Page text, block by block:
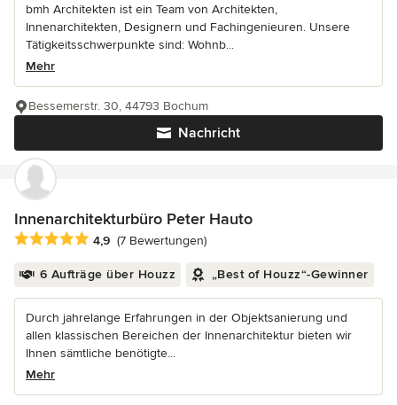
bmh Architekten ist ein Team von Architekten,
Innenarchitekten, Designern und Fachingenieuren. Unsere
Tätigkeitsschwerpunkte sind: Wohnb...
Mehr
Nachricht
Bessemerstr. 30, 44793 Bochum
Innenarchitekturbüro Peter Hauto
Durchschnittliche Bewertung: 4.9 von 5 Sternen
4,9 (7 Bewertungen)
6 Aufträge über Houzz „Best of Houzz“-Gewinner
Durch jahrelange Erfahrungen in der Objektsanierung und
allen klassischen Bereichen der Innenarchitektur bieten wir
Ihnen sämtliche benötigte...
Mehr